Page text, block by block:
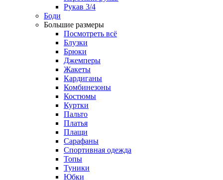
Рукав 3/4
Боди
Большие размеры
Посмотреть всё
Блузки
Брюки
Джемперы
Жакеты
Кардиганы
Комбинезоны
Костюмы
Куртки
Пальто
Платья
Плащи
Сарафаны
Спортивная одежда
Топы
Туники
Юбки